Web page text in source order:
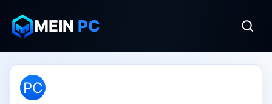
MEIN PC
PC